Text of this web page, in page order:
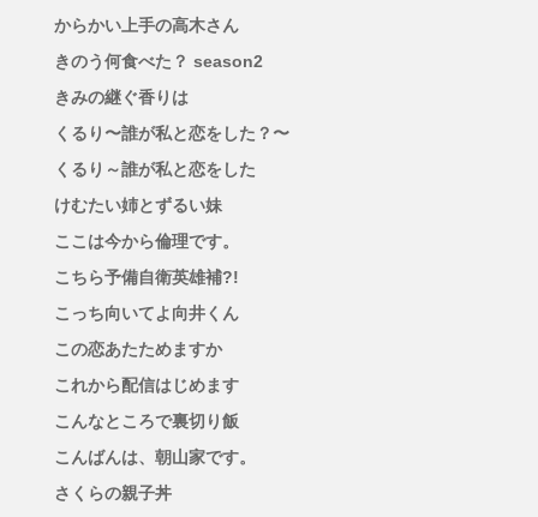
からかい上手の高木さん
きのう何食べた？ season2
きみの継ぐ香りは
くるり〜誰が私と恋をした？〜
くるり～誰が私と恋をした
けむたい姉とずるい妹
ここは今から倫理です。
こちら予備自衛英雄補?!
こっち向いてよ向井くん
この恋あたためますか
これから配信はじめます
こんなところで裏切り飯
こんばんは、朝山家です。
さくらの親子丼